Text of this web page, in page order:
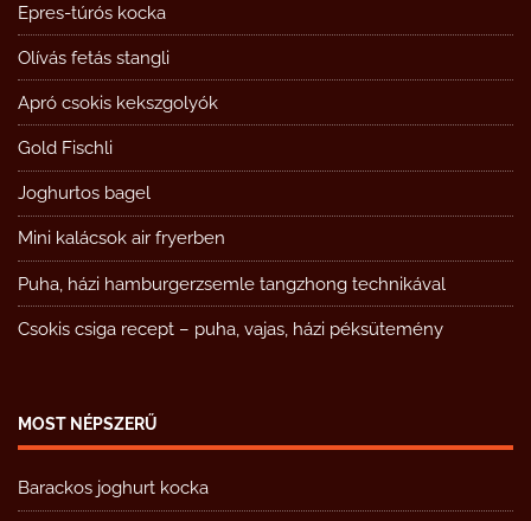
Epres-túrós kocka
Olívás fetás stangli
Apró csokis kekszgolyók
Gold Fischli
Joghurtos bagel
Mini kalácsok air fryerben
Puha, házi hamburgerzsemle tangzhong technikával
Csokis csiga recept – puha, vajas, házi péksütemény
MOST NÉPSZERŰ
Barackos joghurt kocka